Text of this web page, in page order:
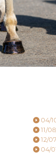
04/
11/
12/
04/